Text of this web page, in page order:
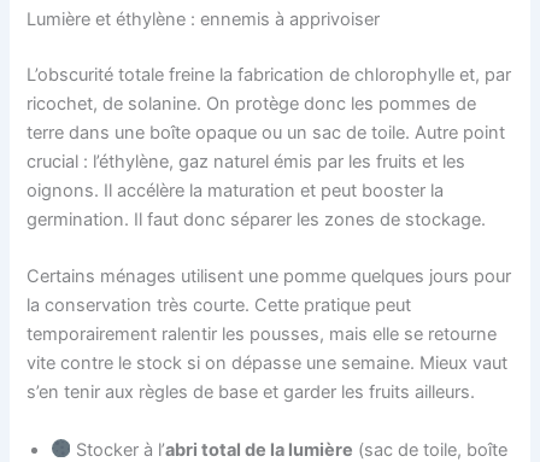
Lumière et éthylène : ennemis à apprivoiser
L’obscurité totale freine la fabrication de chlorophylle et, par
ricochet, de solanine. On protège donc les pommes de
terre dans une boîte opaque ou un sac de toile. Autre point
crucial : l’éthylène, gaz naturel émis par les fruits et les
oignons. Il accélère la maturation et peut booster la
germination. Il faut donc séparer les zones de stockage.
Certains ménages utilisent une pomme quelques jours pour
la conservation très courte. Cette pratique peut
temporairement ralentir les pousses, mais elle se retourne
vite contre le stock si on dépasse une semaine. Mieux vaut
s’en tenir aux règles de base et garder les fruits ailleurs.
Stocker à l’abri total de la lumière (sac de toile, boîte